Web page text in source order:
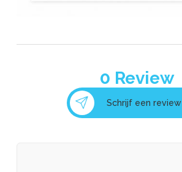
0 Review
Schrijf een review